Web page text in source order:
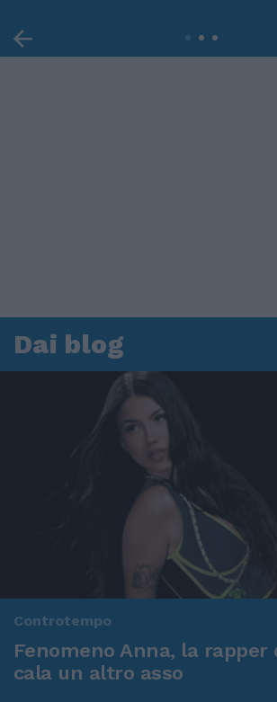
Dai blog
Controtempo
Fenomeno Anna, la rapper
cala un altro asso